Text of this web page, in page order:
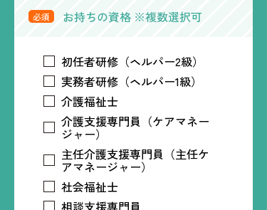
必須 お持ちの資格 ※複数選択可
初任者研修（ヘルパー2級）
実務者研修（ヘルパー1級）
介護福祉士
介護支援専門員（ケアマネー
ジャー）
主任介護支援専門員（主任ケ
アマネージャー）
社会福祉士
相談支援専門員